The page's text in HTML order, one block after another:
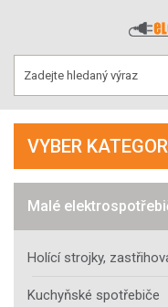
VYBER
Malé
Holící strojky,
Kuchyňské spotřebiče